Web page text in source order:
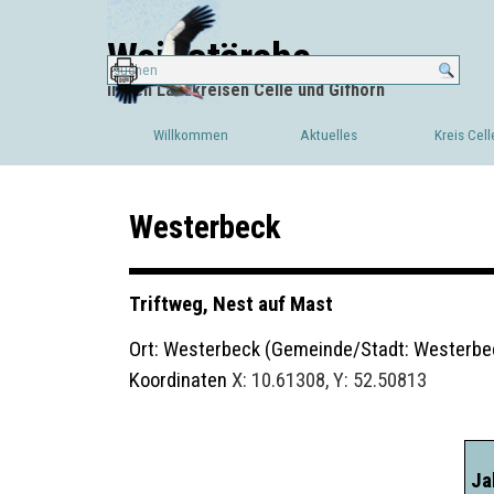
Weißstörche
in den Landkreisen Celle und Gifhorn
Willkommen Aktuelles ▼
Kreis
Westerbeck
Triftweg, Nest auf Mast
Ort: Westerbeck (Gemeinde/Stadt:
KoordinatenX: 10.61308, Y: 52.50813